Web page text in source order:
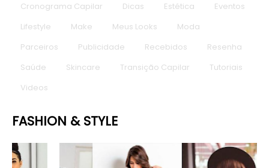
Cronograma Capilar
Dicas Estética
Eventos
Lifestyle
Make Meus Looks
Moda
Parceiros
Publicidade Recebidos
Resenha
Saúde
Skincare Transição Capilar
Tutoriais
Videos
FASHION & STYLE